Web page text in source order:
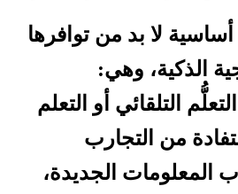
لا بد من توافرها
الذكية، وهي:
التلقائي أو التعلم
من التجارب
المعلومات الجديدة،